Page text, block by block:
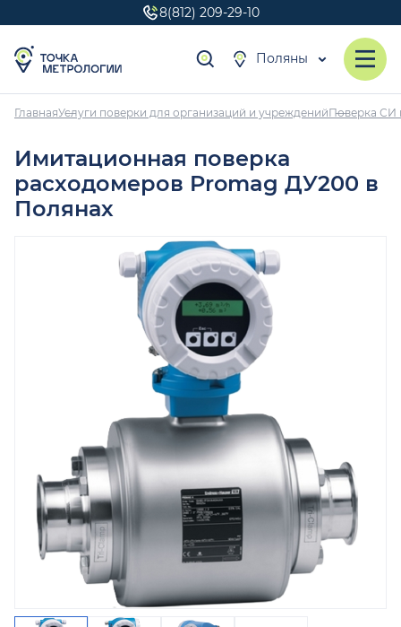
8(812) 209-29-10
Поляны
ГлавнаяУслуги поверки для организаций и учрежденийПоверка СИ
Имитационная поверка
расходомеров Promag ДУ200 в
Полянах